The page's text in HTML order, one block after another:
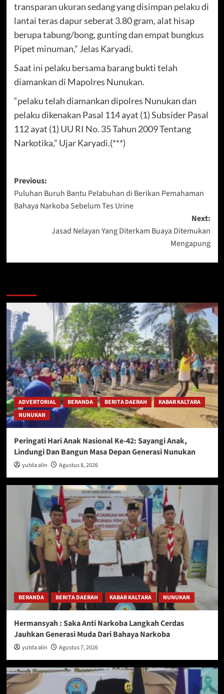
transparan ukuran sedang yang disimpan pelaku di
lantai teras dapur seberat 3.80 gram, alat hisap
berupa tabung/bong, gunting dan empat bungkus
Pipet minuman,” Jelas Karyadi.
Saat ini pelaku bersama barang bukti telah
diamankan di Mapolres Nunukan.
“pelaku telah diamankan dipolres Nunukan dan
pelaku dikenakan Pasal 114 ayat (1) Subsider Pasal
112 ayat (1) UU RI No. 35 Tahun 2009 Tentang
Narkotika,” Ujar Karyadi.(***)
Post
navigation
Previous:
Puluhan Buruh Bantu Pelabuhan di Berikan Pemahaman
Bahaya Narkoba Sebelum Tes Urine
Next:
Jasad Nelayan Yang Diterkam Buaya Ditemukan
Mengapung
ADVERTORIAL BERANDA BERITA DAERAH
KABAR KALTARA
NUNUKAN
Peringati Hari Anak Nasional Ke-42: Sayangi Anak,
Lindungi Dan Bangun Masa Depan Generasi Nunukan
yutda alin Agustus 8, 2026
BERANDA BERITA DAERAH KABAR KALTARA NUNUKAN
Hermansyah : Saka Anti Narkoba Langkah Cerdas
Jauhkan Generasi Muda Dari Bahaya Narkoba
yutda alin Agustus 7, 2026